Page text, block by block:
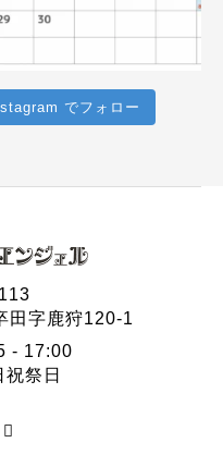
でフォロー
田字鹿狩120-1
- 17:00
祭日